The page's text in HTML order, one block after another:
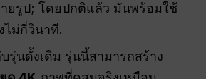
ยรูป; โดยปกติแล้ว มันพร้อมใช้
ไม่กี่วินาที.
รุ่นดั้งเดิม รุ่นนี้สามารถสร้าง